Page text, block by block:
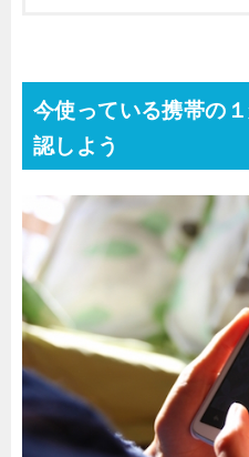
今使っている携帯の
認しよう